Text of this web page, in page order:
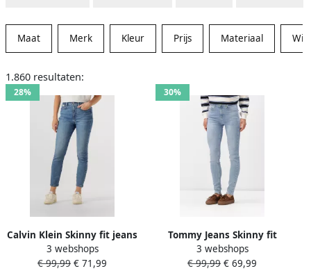
witte skinny jeansofgrijze skinny jeansstaat hartstikke netjes bij
een werk outfit. Kortom: voor elke gelegenheid heb je wel een
goede skinny jeans nodig. Wist je trouwens dat de dames skinny
Maat Merk Kleur Prijs Materiaal
1.860 resultaten:
28%
Calvin Klein Skinny fit jeans
HGH RS SKNNY ANKL JN
3 webshops
€ 99,99 € 71,99
30%
Tommy Jeans Skinny fit
jeans in 5-pocketmodel
model 'NORA'
3 webshops
€ 99,99 € 69,99